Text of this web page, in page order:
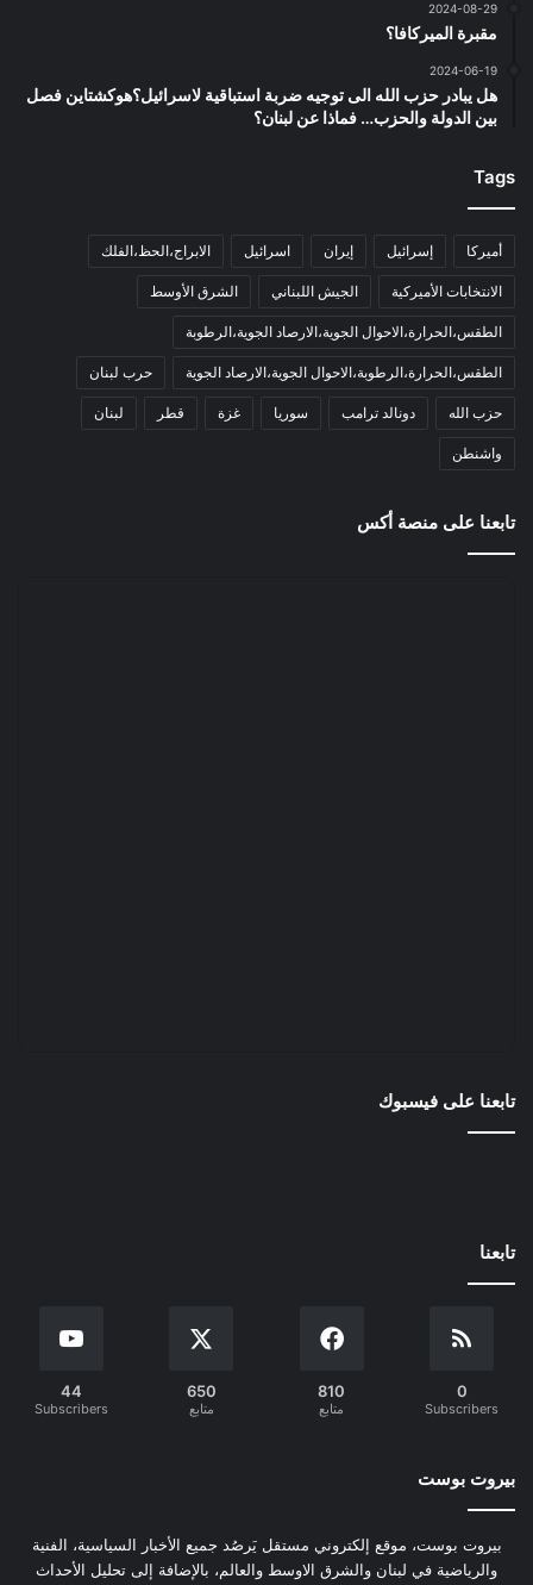
2024-08-29
مقبرة الميركافا؟
2024-06-19
هل يبادر حزب الله الى توجيه ضربة استباقية لاسرائيل؟هوكشتاين فصل
بين الدولة والحزب… فماذا عن لبنان؟
Tags
أميركا إسرائيل إيران اسرائيل الابراج،الحظ،الفلك
الانتخابات الأميركية الجيش اللبناني الشرق الأوسط
الطقس،الحرارة،الاحوال الجوية،الارصاد الجوية،الرطوبة
الطقس،الحرارة،الرطوبة،الاحوال الجوية،الارصاد الجوية حرب لبنان
حزب الله دونالد ترامب سوريا غزة قطر لبنان
واشنطن
تابعنا على منصة أكس
تابعنا على فيسبوك
تابعنا
0
Subscribers
810
متابع
650
متابع
44
Subscribers
بيروت بوست
بيروت بوست، موقع إلكتروني مستقل يَرصُد جميع الأخبار السياسية، الفنية
والرياضية في لبنان والشرق الاوسط والعالم، بالإضافة إلى تحليل الأحداث